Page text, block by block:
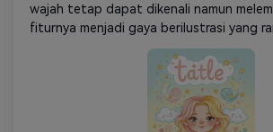
wajah tetap dapat dikenali namun
fiturnya menjadi gaya berilustrasi yang
elemen krayon atau cat air yang dilukis
warna-warna cerah, awan halus,
coretan lucu. Menggunakan palet yang
kuning, merah muda, mint, biru langit.
bergambar profesional, ruang bersih